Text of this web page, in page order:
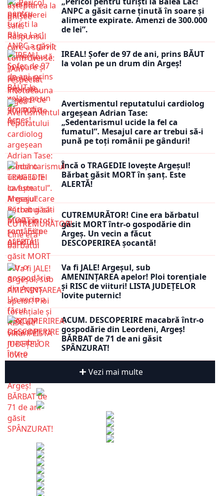
ANPC a găsit carne ținută în soare și
alimente expirate. Amenzi de 300.000
de lei”.
IREAL! Șofer de 97 de ani, prins BĂUT
la volan pe un drum din Argeș!
Avertismentul reputatului cardiolog
argeșean Adrian Tase:
„Sedentarismul ucide la fel ca
fumatul”. Mesajul care ar trebui să-i
pună pe toți românii pe gânduri!
Încă o TRAGEDIE lovește Argeșul!
Bărbat găsit MORT în șanț. Este
ALERTĂ!
CUTREMURĂTOR! Cine era bărbatul
găsit MORT într-o gospodărie din
Argeș. Un vecin a făcut
DESCOPERIREA șocantă!
Va fi JALE! Argeșul, sub
AMENINȚAREA apelor! Ploi torențiale
și RISC de viituri! LISTA JUDEȚELOR
lovite puternic!
ACUM. DESCOPERIRE macabră într-o
gospodărie din Leordeni, Argeș!
BĂRBAT de 71 de ani găsit
SPÂNZURAT!
Vezi mai multe